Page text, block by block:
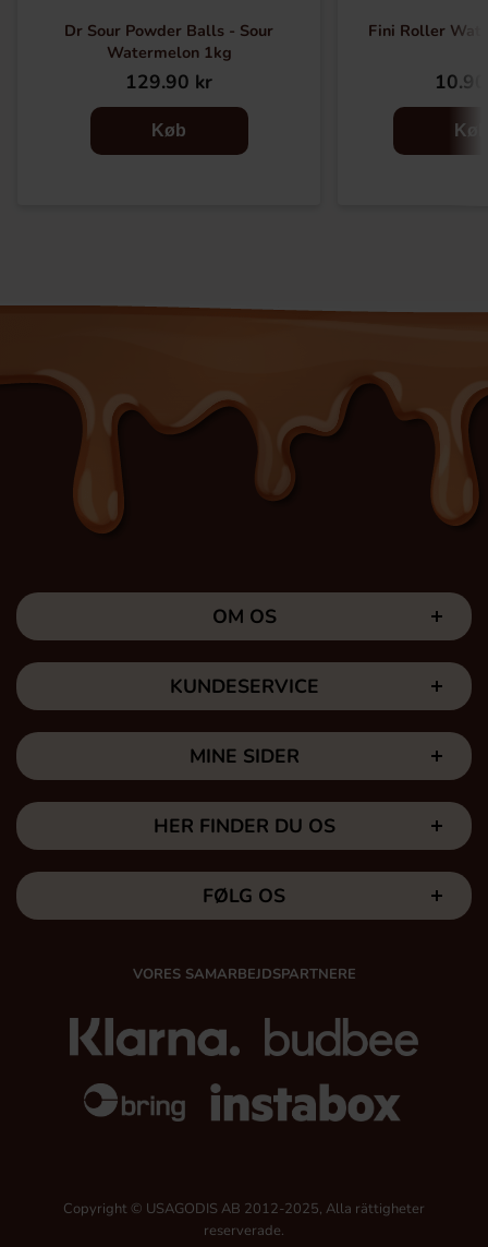
Dr Sour Powder Balls - Sour
Watermelon 1kg
129.90 kr
Køb
Fini Roller
Køb
OM OS
KUNDESERVICE
MINE SIDER
HER FINDER DU OS
FØLG OS
VORES SAMARBEJDSPARTNERE
Copyright © USAGODIS AB 2012-2025, Alla rättigheter
reserverade.